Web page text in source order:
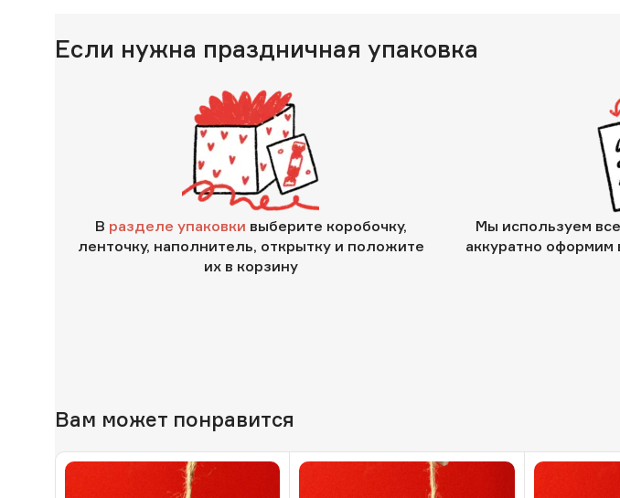
Если нужна праздничная упаковка
В разделе упаковки выберите коробочку,
ленточку, наполнитель, открытку и положите
их в корзину
Мы используем
аккуратно оформим
Вам может понравится